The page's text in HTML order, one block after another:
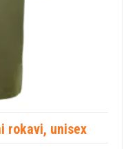
rokavi, unisex